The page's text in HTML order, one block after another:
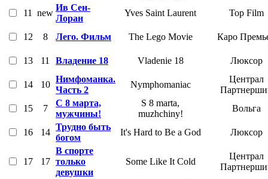
11 new
Ив Сен-
Лоран
Yves Saint Laurent Top Film
12 8 Лего. Фильм The Lego Movie Каро
13 11 Владение 18 Vladenie 18 Люксор
14 10
Нимфоманка.
Часть 2
Nymphomaniac
Централ
15
7
C 8 марта,
мужчины!
S 8 marta,
muzhchiny!
Вольга
16 14
Трудно быть
богом
It's Hard to Be a God Люксор
17 17
В спорте
только
девушки
Some Like It Cold
Централ